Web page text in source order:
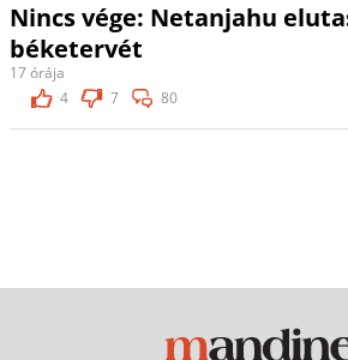
Nincs vége: Netanjahu
béketervét
17 órája
4
7 80